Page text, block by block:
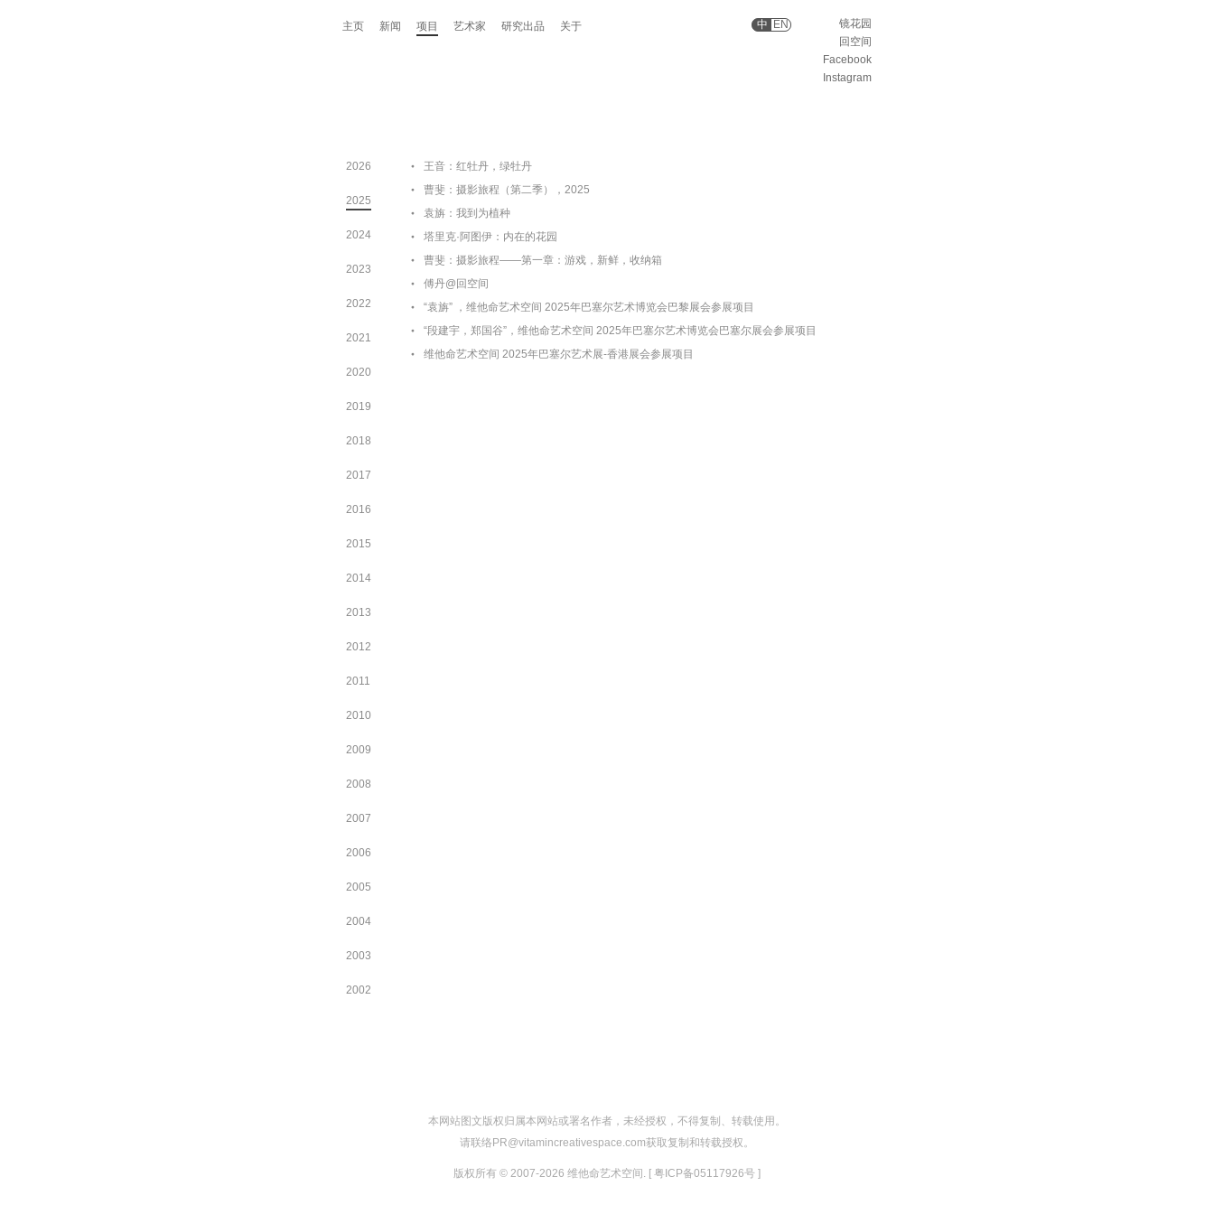
主页 新闻 项目 艺术家 研究出品 关于
镜花园
回空间
Facebook
Instagram
中 EN
2026
2025
2024
2023
2022
2021
2020
2019
2018
2017
2016
2015
2014
2013
2012
2011
2010
2009
2008
2007
2006
2005
2004
2003
2002
王音：红牡丹，绿牡丹
曹斐：摄影旅程（第二季），2025
袁旃：我到为植种
塔里克·阿图伊：内在的花园
曹斐：摄影旅程——第一章：游戏，新鲜，收纳箱
傅丹@回空间
“袁旃” ，维他命艺术空间 2025年巴塞尔艺术博览会巴黎展会参展项目
“段建宇，郑国谷”，维他命艺术空间 2025年巴塞尔艺术博览会巴塞尔展会参展项目
维他命艺术空间 2025年巴塞尔艺术展-香港展会参展项目
本网站图文版权归属本网站或署名作者，未经授权，不得复制、转载使用。
请联络PR@vitamincreativespace.com获取复制和转载授权。
版权所有 © 2007-2026 维他命艺术空间. [ 粤ICP备05117926号 ]